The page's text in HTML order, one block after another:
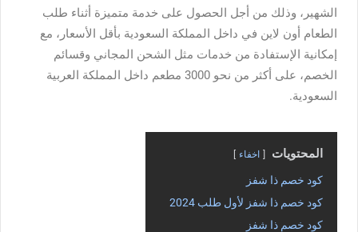
الشهير، وذلك من أجل الحصول على خدمة متميزة أثناء طلب
الطعام أون لاين في داخل المملكة السعودية بأقل الأسعار، مع
إمكانية الإستفادة من خدمات مثل الشحن المجاني وقسائم
الخصم، على أكثر من نحو 3000 مطعم داخل المملكة العربية
السعودية.
المحتويات اخفاء
كود خصم ذا شفز
كود خصم ذا شفز لأول طلب 2024
كود خصم ذا شفز